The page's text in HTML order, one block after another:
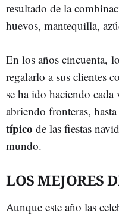
resultado de la
huevos, mantequilla,
En los años cincuenta,
regalarlo a sus clientes
se ha ido haciendo
abriendo fronteras,
típico de las fiestas
mundo.
LOS MEJORES
Aunque este año las